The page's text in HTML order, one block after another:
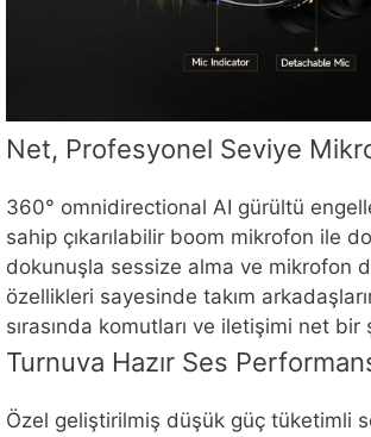
Net, Profesyonel Seviye
360° omnidirectional AI gürültü
sahip çıkarılabilir boom mikrofon ile
dokunuşla sessize alma ve mikrofon
özellikleri sayesinde takım
sırasında komutları ve iletişimi net
Turnuva Hazır Ses
Özel geliştirilmiş düşük güç tüketimli